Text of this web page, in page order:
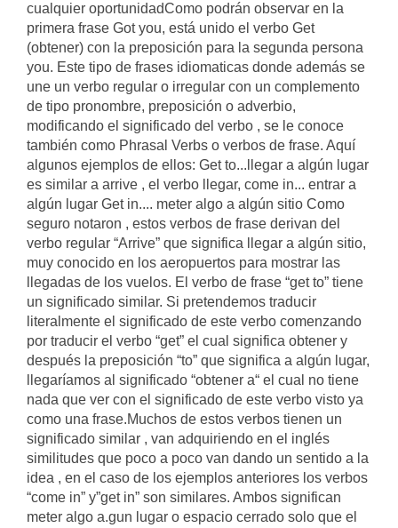
cualquier oportunidadComo podrán observar en la
primera frase Got you, está unido el verbo Get
(obtener) con la preposición para la segunda persona
you. Este tipo de frases idiomaticas donde además se
une un verbo regular o irregular con un complemento
de tipo pronombre, preposición o adverbio,
modificando el significado del verbo , se le conoce
también como Phrasal Verbs o verbos de frase. Aquí
algunos ejemplos de ellos: Get to...llegar a algún lugar
es similar a arrive , el verbo llegar, come in... entrar a
algún lugar Get in.... meter algo a algún sitio Como
seguro notaron , estos verbos de frase derivan del
verbo regular “Arrive” que significa llegar a algún sitio,
muy conocido en los aeropuertos para mostrar las
llegadas de los vuelos. El verbo de frase “get to” tiene
un significado similar. Si pretendemos traducir
literalmente el significado de este verbo comenzando
por traducir el verbo “get” el cual significa obtener y
después la preposición “to” que significa a algún lugar,
llegaríamos al significado “obtener a“ el cual no tiene
nada que ver con el significado de este verbo visto ya
como una frase.Muchos de estos verbos tienen un
significado similar , van adquiriendo en el inglés
similitudes que poco a poco van dando un sentido a la
idea , en el caso de los ejemplos anteriores los verbos
“come in” y”get in” son similares. Ambos significan
meter algo a.gun lugar o espacio cerrado solo que el